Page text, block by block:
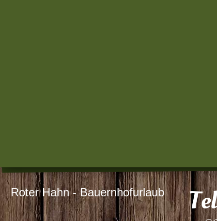
Roter Hahn - Bauernhofurlaub